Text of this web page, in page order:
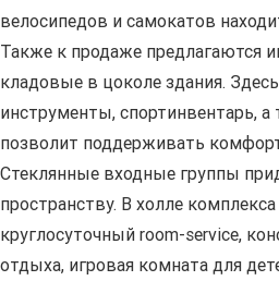
велосипедов и самокатов
Также к продаже предлагаются
кладовые в цоколе здания.
инструменты, спортинвентарь, а
позволит поддерживать
Стеклянные входные группы
пространству. В холле
круглосуточный room-service,
отдыха, игровая комната для